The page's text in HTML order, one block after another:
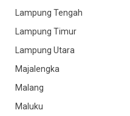
Lampung Tengah
Lampung Timur
Lampung Utara
Majalengka
Malang
Maluku